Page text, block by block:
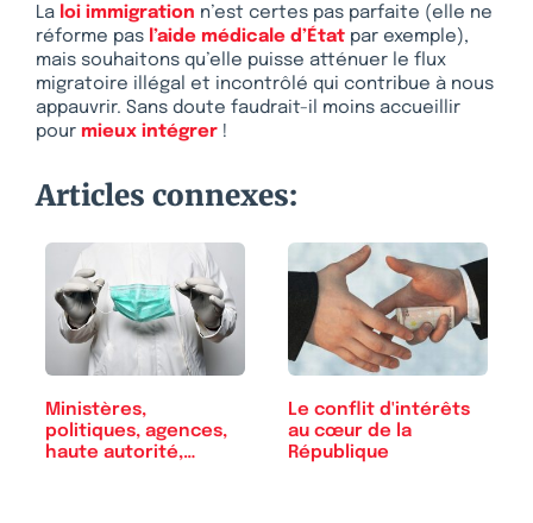
La loi immigration n’est certes pas parfaite (elle ne
réforme pas l’aide médicale d’État par exemple),
mais souhaitons qu’elle puisse atténuer le flux
migratoire illégal et incontrôlé qui contribue à nous
appauvrir. Sans doute faudrait-il moins accueillir
pour mieux intégrer !
Articles connexes:
Ministères,
politiques, agences,
haute autorité,…
Le conflit d'intérêts
au cœur de la
République